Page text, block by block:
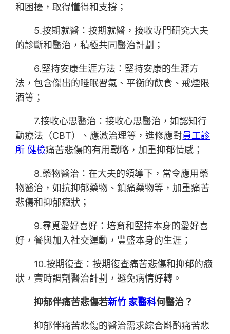
和困擾，取得懂得和支撐；
5.按期就醫：按期就醫，接收專門研究大夫
的診斷和醫治，積極共同醫治計劃；
6.堅持安康生涯方法：堅持安康的生涯方
法，包含傑出的睡眠習氣、平衡的飲食、戒煙限
酒等；
7.接收心思醫治：接收心思醫治，如認知行
動療法（CBT）、應激治理等，進修應對員工診
所 健檢痛苦悲傷的有用戰略，加重抑郁情感；
8.藥物醫治：在大夫的領導下，當令應用藥
物醫治，如抗抑郁藥物、鎮痛藥物等，加重痛苦
悲傷和抑郁癥狀；
9.尋覓愛好喜好：培育和堅持本身的愛好喜
好，餐與加入社交運動，豐盛本身的生涯；
10.按期復查：按期復查痛苦悲傷和抑郁的癥
狀，實時調劑醫治計劃，避免病情好轉。
抑郁伴痛苦悲傷若新竹 家醫科何醫治？
抑郁伴痛苦悲傷的醫治需求綜合斟酌痛苦悲